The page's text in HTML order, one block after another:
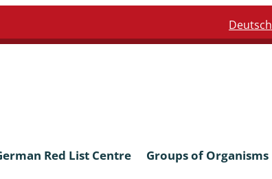
Deutsch
Red List Centre Groups of Organisms